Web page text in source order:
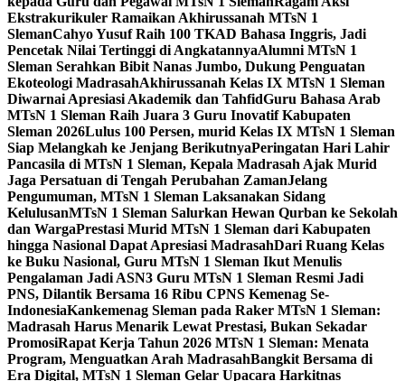
Ekstrakurikuler Ramaikan Akhirussanah MTsN 1
SlemanCahyo Yusuf Raih 100 TKAD Bahasa Inggris, Jadi
Pencetak Nilai Tertinggi di AngkatannyaAlumni MTsN 1
Sleman Serahkan Bibit Nanas Jumbo, Dukung Penguatan
Ekoteologi MadrasahAkhirussanah Kelas IX MTsN 1 Sleman
Diwarnai Apresiasi Akademik dan TahfidGuru Bahasa Arab
MTsN 1 Sleman Raih Juara 3 Guru Inovatif Kabupaten
Sleman 2026Lulus 100 Persen, murid Kelas IX MTsN 1 Sleman
Siap Melangkah ke Jenjang BerikutnyaPeringatan Hari Lahir
Pancasila di MTsN 1 Sleman, Kepala Madrasah Ajak Murid
Jaga Persatuan di Tengah Perubahan ZamanJelang
Pengumuman, MTsN 1 Sleman Laksanakan Sidang
KelulusanMTsN 1 Sleman Salurkan Hewan Qurban ke Sekolah
dan WargaPrestasi Murid MTsN 1 Sleman dari Kabupaten
hingga Nasional Dapat Apresiasi MadrasahDari Ruang Kelas
ke Buku Nasional, Guru MTsN 1 Sleman Ikut Menulis
Pengalaman Jadi ASN3 Guru MTsN 1 Sleman Resmi Jadi
PNS, Dilantik Bersama 16 Ribu CPNS Kemenag Se-
IndonesiaKankemenag Sleman pada Raker MTsN 1 Sleman:
Madrasah Harus Menarik Lewat Prestasi, Bukan Sekadar
PromosiRapat Kerja Tahun 2026 MTsN 1 Sleman: Menata
Program, Menguatkan Arah MadrasahBangkit Bersama di
Era Digital, MTsN 1 Sleman Gelar Upacara Harkitnas